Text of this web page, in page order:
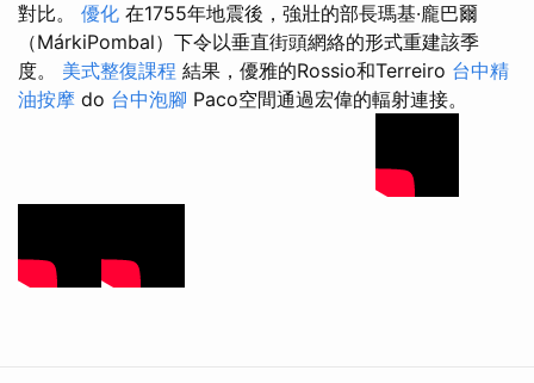
對比。 優化 在1755年地震後，強壯的部長瑪基·龐巴爾
（MárkiPombal）下令以垂直街頭網絡的形式重建該季
度。 美式整復課程 結果，優雅的Rossio和Terreiro 台中精
油按摩 do 台中泡腳 Paco空間通過宏偉的輻射連接。